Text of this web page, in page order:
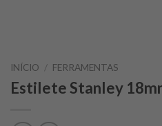
INÍCIO / FERRAMENTAS
Estilete Stanley